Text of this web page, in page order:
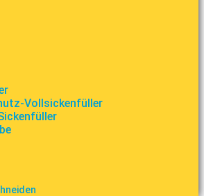
Vollsickenfüller